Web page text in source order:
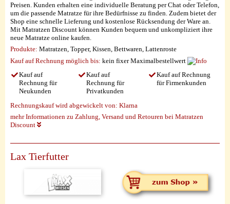
Preisen. Kunden erhalten eine individuelle Beratung per Chat oder Telefon,
um die passende Matratze für ihre Bedürfnisse zu finden. Zudem bietet der
Shop eine schnelle Lieferung und kostenlose Rücksendung der Ware an.
Mit Matratzen Discount können Kunden bequem und unkompliziert ihre
neue Matratze online kaufen.
Produkte: Matratzen, Topper, Kissen, Bettwaren, Lattenroste
Kauf auf Rechnung möglich bis: kein fixer Maximalbestellwert
Kauf auf
Rechnung für
Neukunden
Kauf auf
Rechnung für
Privatkunden
Kauf auf Rechnung
für Firmenkunden
Rechnungskauf wird abgewickelt von: Klarna
mehr Informationen zu Zahlung, Versand und Retouren bei Matratzen
Discount
Lax Tierfutter